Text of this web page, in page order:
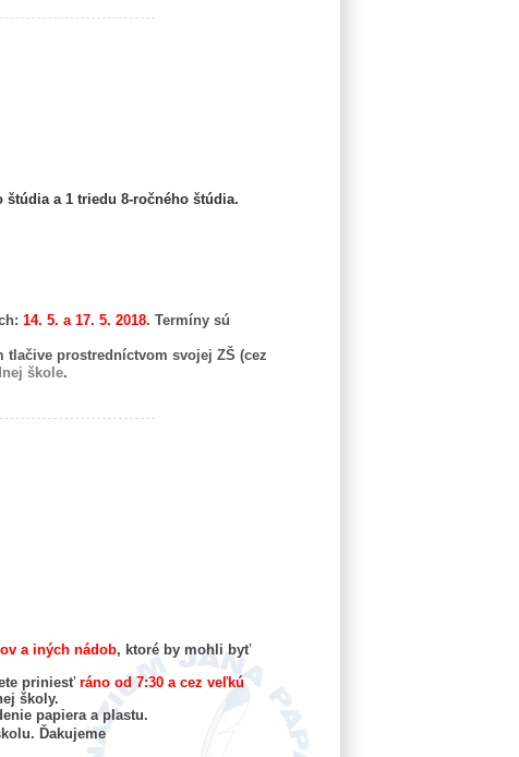
a 1 triedu 8-ročného štúdia.
14. 5. a 17. 5. 2018. Termíny sú
tlačive prostredníctvom svojej ZŠ (cez
škole.
a iných nádob, ktoré by mohli byť
priniesť ráno od 7:30 a cez veľkú
školy.
papiera a plastu.
Ďakujeme